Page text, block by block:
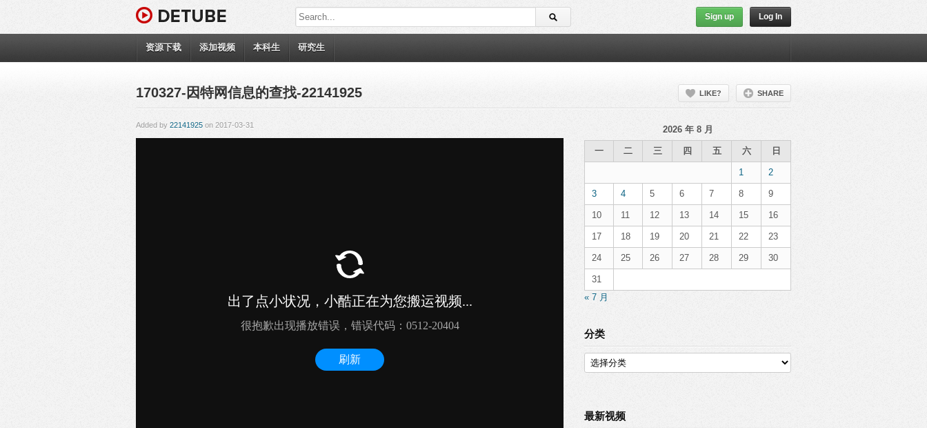
Sign up Log In
资源下载 添加视频 本科生 研究生
170327-因特网信息的查找-22141925 LIKE? SHARE
Added by 22141925 on 2017-03-31 2026 年 8 月
一 二 三 四 五 六 日
1 2
3 4 5 6 7 8 9
10 11 12 13 14 15 16
17 18 19 20 21 22 23
24 25 26 27 28 29 30
31
« 7 月
分类
分
类
最新视频